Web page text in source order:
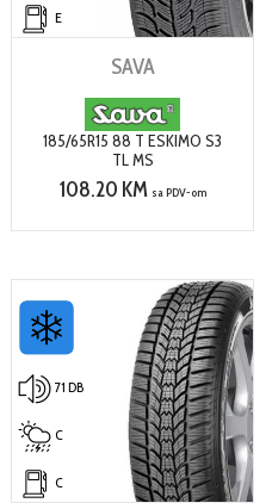
E
SAVA
185/65R15 88 T ESKIMO S3
TL MS
108.20 KM sa PDV-om
71 DB
C
C